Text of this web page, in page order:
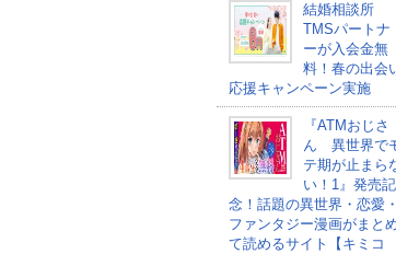
結婚相談所
TMSパートナ
ーが入会金無
料！春の出会
応援キャンペーン実施
『ATMおじさ
ん 異世界で
テ期が止まら
い！1』発売記
念！話題の異世界・恋愛・
ファンタジー漫画がまと
て読めるサイト【キミコ